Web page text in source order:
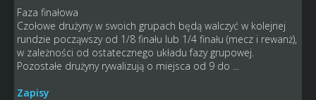
Faza finałowa
Czołowe drużyny w swoich grupach będą walczyć w kolejnej
rundzie począwszy od 1/8 finału lub 1/4 finału (mecz i rewanż),
w zależności od ostatecznego układu fazy grupowej.
Pozostałe drużyny rywalizują o miejsca od 9 do ...
Zapisy